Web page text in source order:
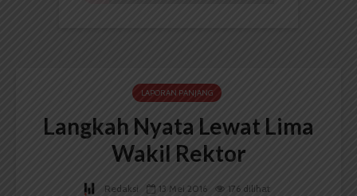
LAPORAN PANJANG
Langkah Nyata Lewat Lima
Wakil Rektor
Redaksi 13 Mei 2016
176 dilihat